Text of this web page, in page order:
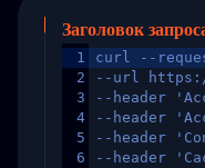
Заголовок
1
2
3
4
5
6
curl --
--url https://
--header
--header
--header
--header